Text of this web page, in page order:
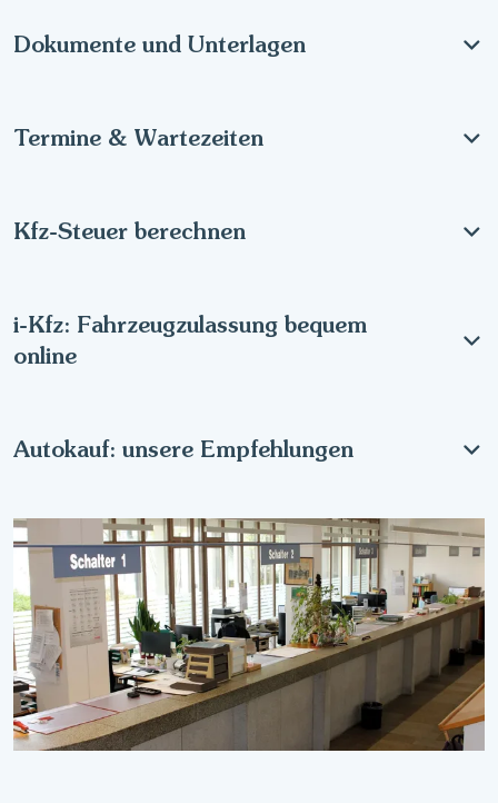
Dokumente und Unterlagen
Termine & Wartezeiten
Kfz-Steuer berechnen
i-Kfz: Fahrzeugzulassung bequem
online
Autokauf: unsere Empfehlungen